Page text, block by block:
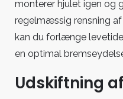
monterer hjulet igen og
regelmæssig rensning
kan du forlænge
en optimal
Udskiftning